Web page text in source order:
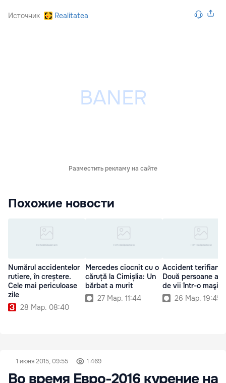
Источник Realitatea
Разместить рекламу на сайте
Похожие новости
Numărul accidentelor
rutiere, în creștere.
Cele mai periculoase
zile
28 Мар. 08:40
Mercedes ciocnit cu o
căruță la Cimișlia: Un
bărbat a murit
27 Мар. 11:44
Accident terifiant:
Două persoane au
de vii într-o maşină
26 Мар. 19:45
1 июня 2015, 09:55 1 469
Во время Евро-2016 курение на